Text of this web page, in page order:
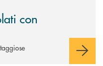
con